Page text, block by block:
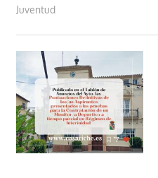
Juventud